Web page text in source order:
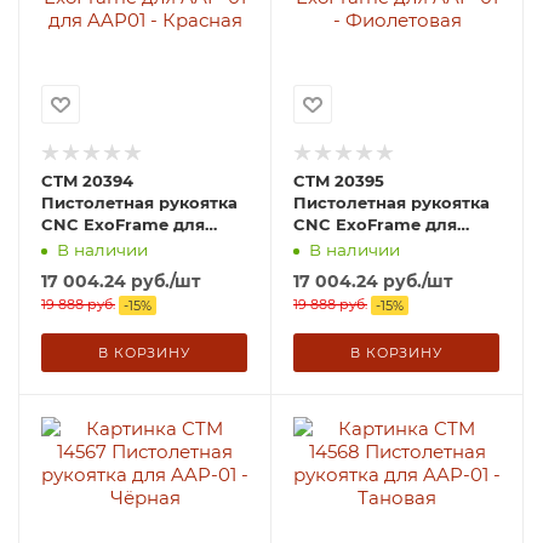
CTM 20394
Пистолетная рукоятка
CNC ExoFrame для
AAP-01 для AAP01 -
В наличии
17 004.24 руб./шт
19 888руб. -15%
В КОРЗИНУ
CTM 20395
Пистолетная рукоятка
CNC ExoFrame для
AAP-01 - Фиолетовая
В наличии
17 004.24 руб./шт
19 888руб. -15%
В КОРЗИНУ